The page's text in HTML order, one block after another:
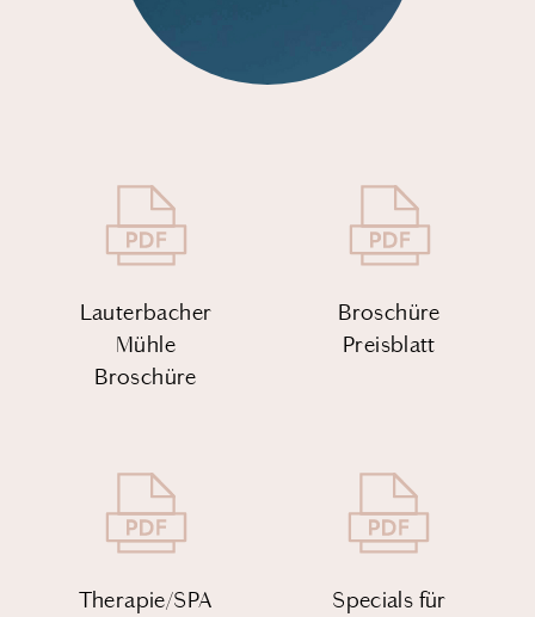
Lauterbacher
Mühle
Broschüre
Broschüre
Preisblatt
Therapie/SPA
Specials für